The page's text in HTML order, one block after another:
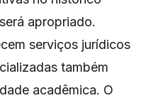
apropriado.
serviços jurídicos
também
acadêmica. O